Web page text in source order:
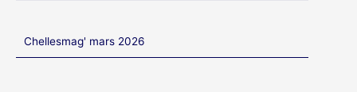
Chellesmag' mars 2026